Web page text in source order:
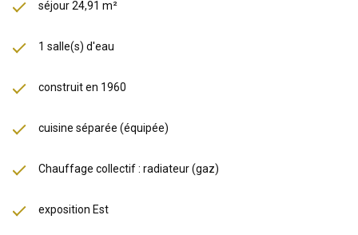
Les informations sur les risques auxquels ce bien est exposé sont
séjour 24,91 m²
1 salle(s) d'eau
construit en 1960
cuisine séparée (équipée)
Chauffage collectif : radiateur (gaz)
exposition Est